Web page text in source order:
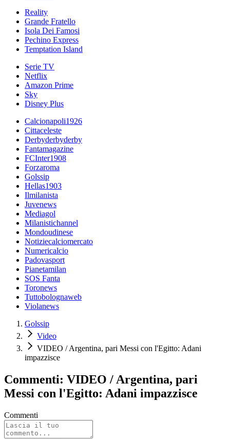
Reality
Grande Fratello
Isola Dei Famosi
Pechino Express
Temptation Island
Serie TV
Netflix
Amazon Prime
Sky
Disney Plus
Calcionapoli1926
Cittaceleste
Derbyderbyderby
Fantamagazine
FCInter1908
Forzaroma
Golssip
Hellas1903
Ilmilanista
Juvenews
Mediagol
Milanistichannel
Mondoudinese
Notiziecalciomercato
Numericalcio
Padovasport
Pianetamilan
SOS Fanta
Toronews
Tuttobolognaweb
Violanews
Golssip
Video
VIDEO / Argentina, pari Messi con l'Egitto: Adani
impazzisce
Commenti: VIDEO / Argentina, pari
Messi con l'Egitto: Adani impazzisce
Commenti